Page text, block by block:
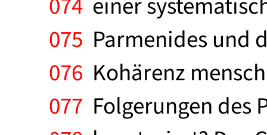
075 Parmenides und
076 Kohärenz
077 Folgerungen des